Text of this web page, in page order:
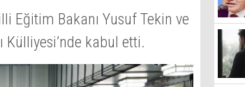
Eğitim Bakanı Yusuf Tekin ve
Külliyesi’nde kabul etti.